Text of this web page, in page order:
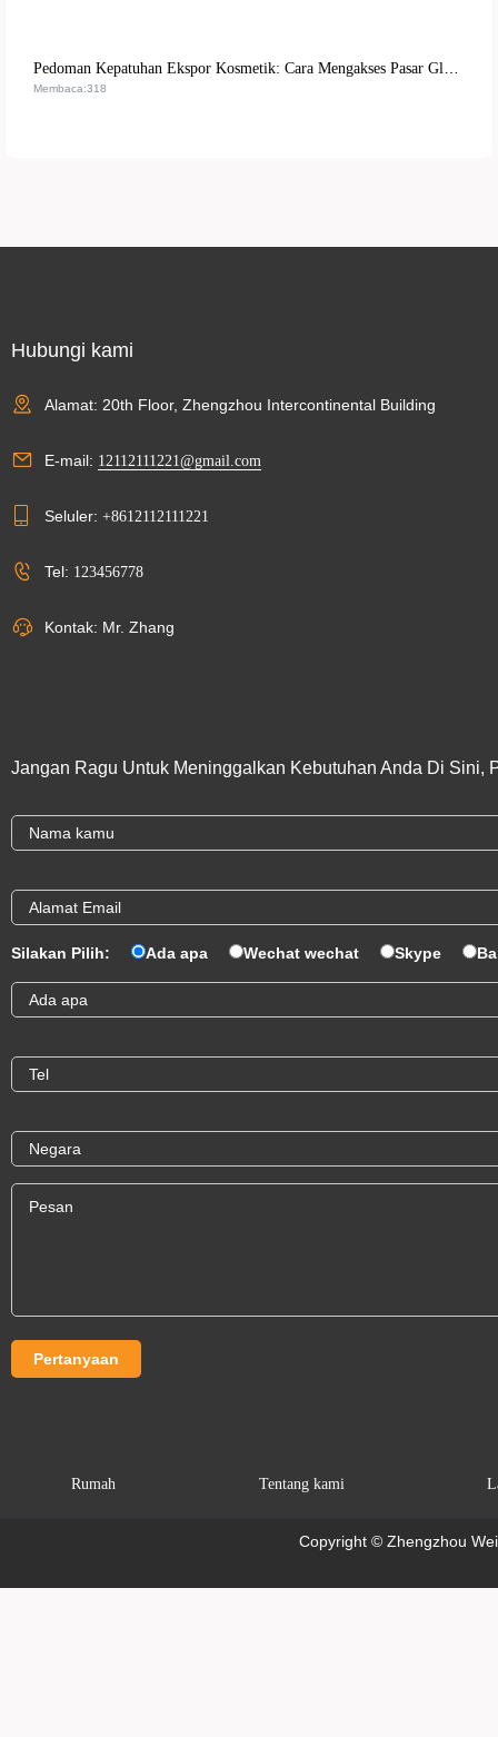
Pedoman Kepatuhan Ekspor Kosmetik: Cara Mengakses Pasar Global Melalui Sertifikasi CE Uni Eropa dan Persyaratan FDA Amerika Serikat
Membaca:318
Hubungi kami
Alamat: 20th Floor, Zhengzhou Intercontinental Building
E-mail: 12112111221@gmail.com
Seluler: +8612112111221
Tel: 123456778
Kontak: Mr. Zhang
Jangan Ragu Untuk Meninggalkan Kebutuhan Anda Di Sini,
Silakan Pilih: Ada apa Wechat wechat Skype
Rumah Tentang kami
Copyright © Zhengzhou